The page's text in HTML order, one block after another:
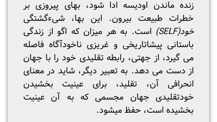
زنده ماندن اودیسه ادا شود، بهای پیروزی بر
خطرات طبیعت بیرون. این بها، شیءگشتگی
خود(SELF
) است. به هر میزان که اگو از زندگی
باستانی پیشاتاریخی و غریزی ناخودآگاه فاصله
می گیرد، از جهتی، رابطه تقلیدی خود را با جهان
از دست می دهد. به تعبیر دیگر، شاید در معنای
انحرافی آن، تقلید، برای عینیت بخشیدن
خودتقلیدی جهان مجسمی که به آن عینیت
بخشیده است، حفظ می­شود.